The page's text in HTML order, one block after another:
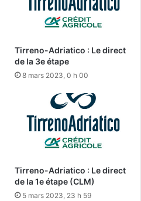
Tirreno-Adriatico : Le direct
de la 3e étape
8 mars 2023, 0 h 00
Tirreno-Adriatico : Le direct
de la 1e étape (CLM)
5 mars 2023, 23 h 59